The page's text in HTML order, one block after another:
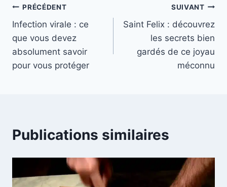
Navigation
de
l’article
PRÉCÉDENT
Infection virale : ce
que vous devez
absolument savoir
pour vous protéger
SUIVANT
Saint Felix : découvrez
les secrets bien
gardés de ce joyau
méconnu
Publications similaires